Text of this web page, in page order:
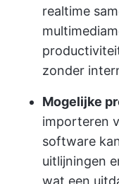
realtime
zonder
Mogelijke
importeren
software
uitlijningen
wat een